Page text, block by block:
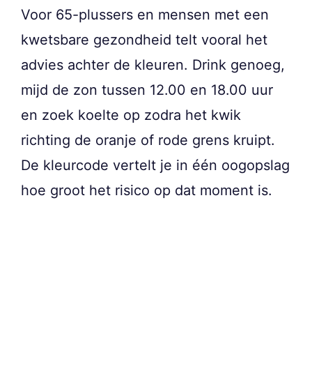
Voor 65-plussers en mensen met een
kwetsbare gezondheid telt vooral het
advies achter de kleuren. Drink genoeg,
mijd de zon tussen 12.00 en 18.00 uur
en zoek koelte op zodra het kwik
richting de oranje of rode grens kruipt.
De kleurcode vertelt je in één oogopslag
hoe groot het risico op dat moment is.